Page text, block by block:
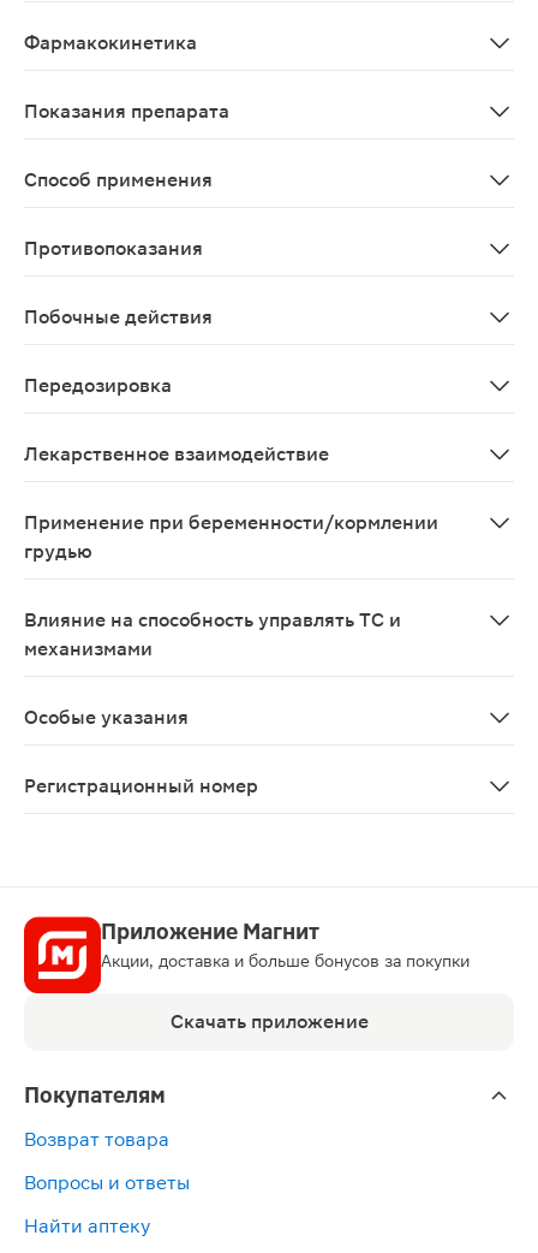
Фармакокинетика
Показания препарата
Способ применения
Противопоказания
Побочные действия
Передозировка
Лекарственное взаимодействие
Применение при беременности/кормлении
грудью
Влияние на способность управлять ТС и
механизмами
Особые указания
Регистрационный номер
Приложение Магнит
Акции, доставка и больше бонусов за покупки
Скачать приложение
Покупателям
Возврат товара
Вопросы и ответы
Найти аптеку